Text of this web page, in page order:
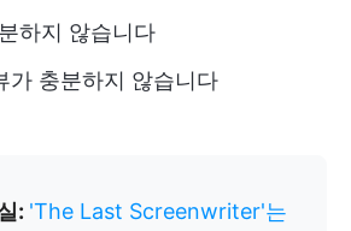
하지 않습니다
가 충분하지 않습니다
: 'The Last Screenwriter'는